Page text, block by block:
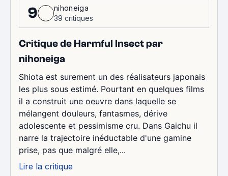
9
nihoneiga
39 critiques
Critique de Harmful Insect par
nihoneiga
Shiota est surement un des réalisateurs japonais
les plus sous estimé. Pourtant en quelques films
il a construit une oeuvre dans laquelle se
mélangent douleurs, fantasmes, dérive
adolescente et pessimisme cru. Dans Gaichu il
narre la trajectoire inéductable d'une gamine
prise, pas que malgré elle,...
Lire la critique